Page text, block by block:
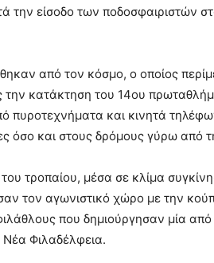
την είσοδο των ποδοσφαιριστών
από τον κόσμο, ο οποίος
την κατάκτηση του 14ου
πυροτεχνήματα και κινητά
όσο και στους δρόμους γύρω από
τροπαίου, μέσα σε κλίμα
τον αγωνιστικό χώρο με την
που δημιούργησαν μία από
Φιλαδέλφεια.